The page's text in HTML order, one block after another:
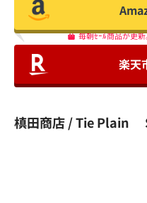
毎朝ｾｰﾙ商品が更
楽天
槙田商店 / Tie Plain